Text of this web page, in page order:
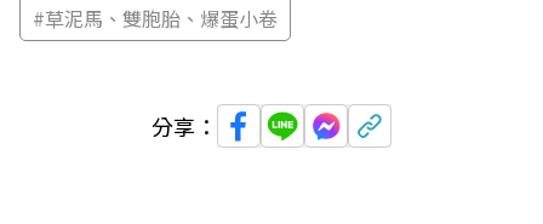
#草泥馬、雙胞胎、爆蛋小卷
分享：